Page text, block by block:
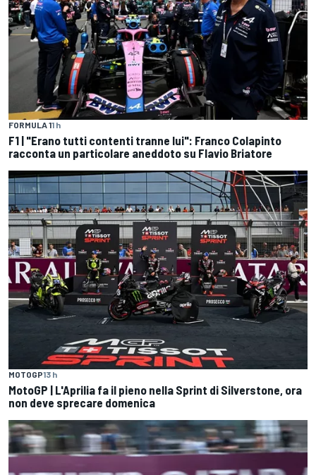
FORMULA 11 h
F1 | "Erano tutti contenti tranne lui": Franco Colapinto
racconta un particolare aneddoto su Flavio Briatore
MOTOGP13 h
MotoGP | L'Aprilia fa il pieno nella Sprint di Silverstone, ora
non deve sprecare domenica